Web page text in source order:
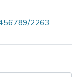
2263